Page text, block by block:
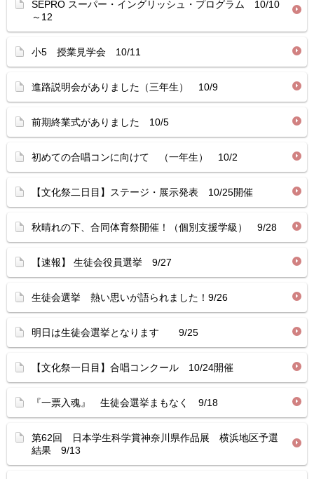
SEPRO スーパー・イングリッシュ・プログラム 10/10
～12
小5 授業見学会 10/11
進路説明会がありました（三年生） 10/9
前期終業式がありました 10/5
初めての合唱コンに向けて （一年生） 10/2
【文化祭二日目】ステージ・展示発表 10/25開催
秋晴れの下、合同体育祭開催！（個別支援学級） 9/28
【速報】 生徒会役員選挙 9/27
生徒会選挙 熱い思いが語られました！9/26
明日は生徒会選挙となります 9/25
【文化祭一日目】合唱コンクール 10/24開催
『一票入魂』 生徒会選挙まもなく 9/18
第62回 日本学生科学賞神奈川県作品展 横浜地区予選
結果 9/13